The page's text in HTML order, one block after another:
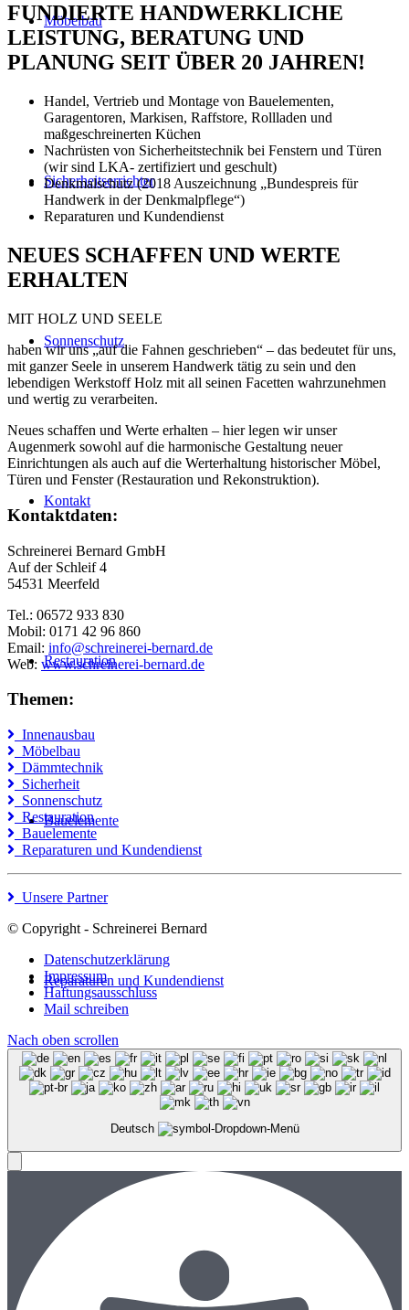
Möbelbau
Sicherheitserrichter
Sonnenschutz
Kontakt
Restauration
Bauelemente
Reparaturen und Kundendienst
FUNDIERTE HANDWERKLICHE
LEISTUNG, BERATUNG UND
PLANUNG SEIT ÜBER 20 JAHREN!
Handel, Vertrieb und Montage von Bauelementen,
Garagentoren, Markisen, Raffstore, Rollladen und
maßgeschreinerten Küchen
Nachrüsten von Sicherheitstechnik bei Fenstern und Türen
(wir sind LKA- zertifiziert und geschult)
Denkmalschutz (2018 Auszeichnung „Bundespreis für
Handwerk in der Denkmalpflege“)
Reparaturen und Kundendienst
NEUES SCHAFFEN UND WERTE
ERHALTEN
MIT HOLZ UND SEELE
haben wir uns „auf die Fahnen geschrieben“ – das bedeutet für uns,
mit ganzer Seele in unserem Handwerk tätig zu sein und den
lebendigen Werkstoff Holz mit all seinen Facetten wahrzunehmen
und wertig zu verarbeiten.
Neues schaffen und Werte erhalten – hier legen wir unser
Augenmerk sowohl auf die harmonische Gestaltung neuer
Einrichtungen als auch auf die Werterhaltung historischer Möbel,
Türen und Fenster (Restauration und Rekonstruktion).
Kontaktdaten:
Schreinerei Bernard GmbH
Auf der Schleif 4
54531 Meerfeld
Tel.: 06572 933 830
Mobil: 0171 42 96 860
Email: info@schreinerei-bernard.de
Web: www.schreinerei-bernard.de
Themen:
Innenausbau
Möbelbau
Dämmtechnik
Sicherheit
Sonnenschutz
Restauration
Bauelemente
Reparaturen und Kundendienst
Unsere Partner
© Copyright - Schreinerei Bernard
Datenschutzerklärung
Impressum
Haftungsausschluss
Mail schreiben
Nach oben scrollen
Deutsch